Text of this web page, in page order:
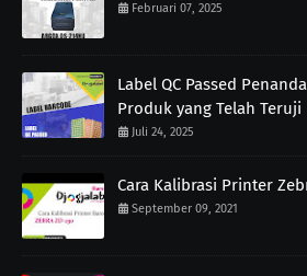
Februari 07, 2025
Label QC Passed
Produk yang Telah Teruji
Juli 24, 2025
Cara Kalibrasi Printer
September 09, 2021